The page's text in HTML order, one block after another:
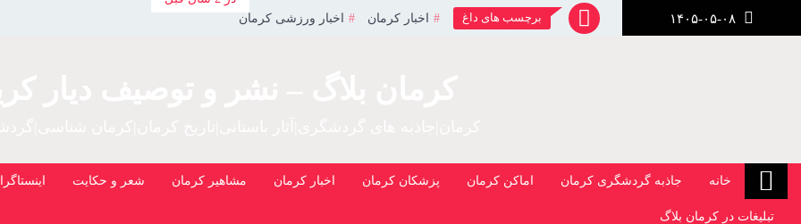
برچسب های داغ اخبار کرمان اخبار ورزشی کرمان
خانه جاذبه گردشگری کرمان اماکن کرمان پزشکان کرمان اخبار کرمان مشاهیر کرمان شعر و حکایت
تبلیغات در کرمان بلاگ